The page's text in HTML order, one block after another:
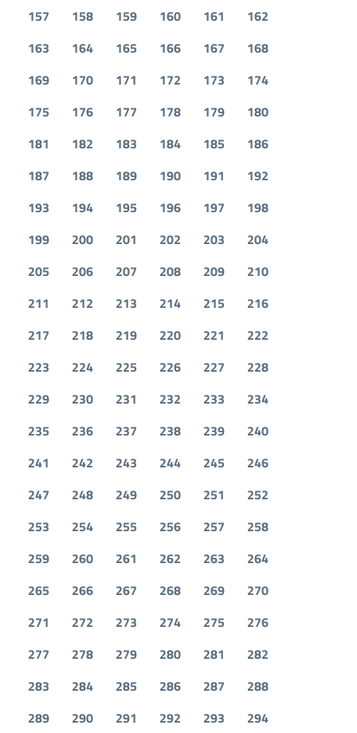
157
158 159 160 161
162
163
164 165 166 167
168
169
170 171 172 173
174
175
176 177 178 179
180
181
182 183 184 185
186
187
188 189 190 191
192
193
194 195 196 197
198
199
200 201 202 203
204
205
206 207 208 209
210
211
212 213 214 215
216
217
218 219 220 221
222
223
224 225 226 227
228
229
230 231 232 233
234
235
236 237 238 239
240
241
242 243 244 245
246
247
248 249 250 251
252
253
254 255 256 257
258
259
260 261 262 263
264
265
266 267 268 269
270
271
272 273 274 275
276
277
278 279 280 281
282
283
284 285 286 287
288
289
290 291 292 293 294